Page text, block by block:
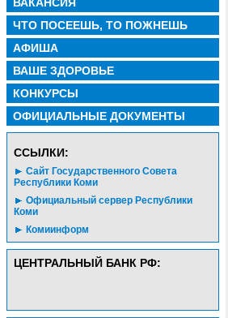
ЧТО ПОСЕЕШЬ, ТО ПОЖНЕШЬ
АФИША
ВАШЕ ЗДОРОВЬЕ
КОНКУРСЫ
ОФИЦИАЛЬНЫЕ ДОКУМЕНТЫ
CСЫЛКИ:
Сайт Государственного Совета
Республики Коми
Официальный сервер Республики
Коми
Комиинформ
ЦЕНТРАЛЬНЫЙ БАНК РФ: